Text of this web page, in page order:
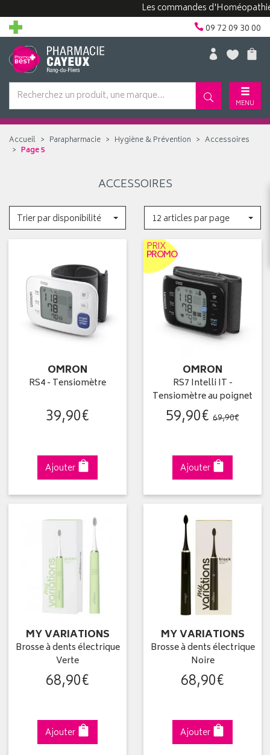
Les commandes d'Homéopathie
09 72 09 30 00
MENU
Accueil Parapharmacie Hygiène & Prévention
Accessoires
Page 5
ACCESSOIRES
Trier par disponibilité 12 articles par page
OMRON
RS4 - Tensiomètre
39,90€
Ajouter
PRIX
PROMO
OMRON
RS7 Intelli IT -
Tensiomètre au poignet
59,90€ 69,90€
Ajouter
MY VARIATIONS
Brosse à dents électrique
Verte
68,90€
Ajouter
MY VARIATIONS
Brosse à dents électrique
Noire
68,90€
Ajouter